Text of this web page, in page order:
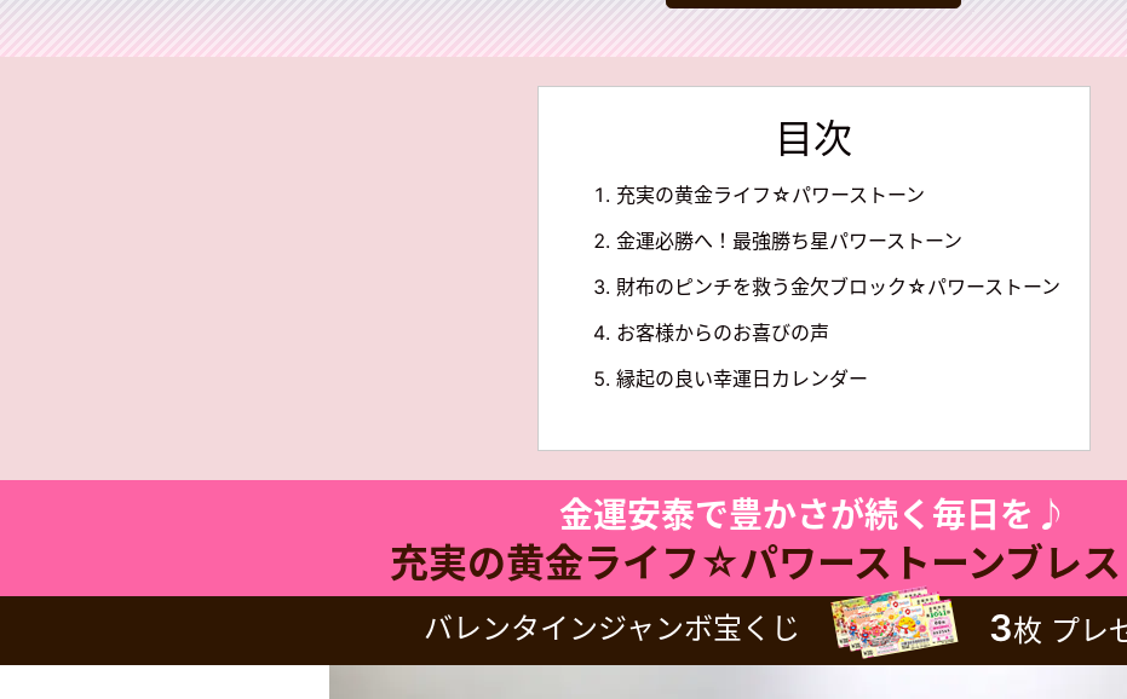
目次
充実の黄金ライフ☆パワーストーン
金運必勝へ！ 最強勝ち星パワーストーン
財布のピンチを救う金欠ブロック☆パワーストーン
お客様からのお喜びの声
縁起の良い幸運日カレンダー
金運安泰で豊かさが続く毎日を♪
充実の黄金ライフ☆パワーストーンブレ
バレンタインジャンボ宝くじ 3枚 プレ